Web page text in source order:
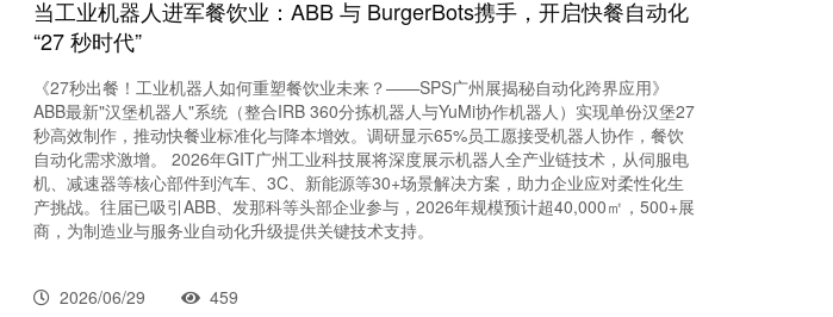
当工业机器人进军餐饮业：ABB 与 BurgerBots携手，开启快餐自动化
“27 秒时代”
《27秒出餐！工业机器人如何重塑餐饮业未来？——SPS广州展揭秘自动化跨界应用》
ABB最新"汉堡机器人"系统（整合IRB 360分拣机器人与YuMi协作机器人）实现单份汉堡27
秒高效制作，推动快餐业标准化与降本增效。调研显示65%员工愿接受机器人协作，餐饮
自动化需求激增。 2026年GIT广州工业科技展将深度展示机器人全产业链技术，从伺服电
机、减速器等核心部件到汽车、3C、新能源等30+场景解决方案，助力企业应对柔性化生
产挑战。往届已吸引ABB、发那科等头部企业参与，2026年规模预计超40,000㎡，500+展
商，为制造业与服务业自动化升级提供关键技术支持。
2026/06/29 459